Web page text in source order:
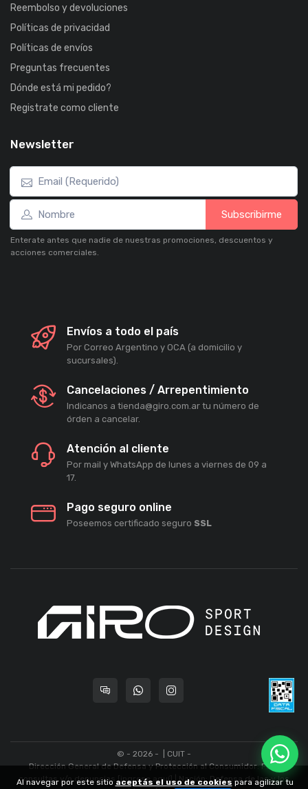
Reembolso y devoluciones
Políticas de privacidad
Políticas de envíos
Preguntas frecuentes
Dónde está mi pedido?
Registrate como cliente
Newsletter
Subscribirme
Enterate antes que nadie de nuestras promociones, descuentos y
acciones comerciales.
Envíos a todo el país
Por Correo Argentino y OCA (a domicilio y
sucursales).
Cancelaciones / Arrepentimiento
Indicanos a tienda@giro.com.ar tu número de
órden a cancelar.
Atención al cliente
Por mail y WhatsApp de lunes a viernes de 09 a
17.
Pago seguro online
Poseemos certificado seguro SSL
© - 2026 -
| CUIT -
Dirección General de Defensa y Protección al Consumidor: Para
consultas y/o denuncias
[ingrese aquí]
| Nación: Defensa de las y los
Al navegar por este sitio aceptás el uso de cookies para agilizar tu